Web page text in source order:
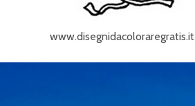
www.disegnidacoloraregratis.it